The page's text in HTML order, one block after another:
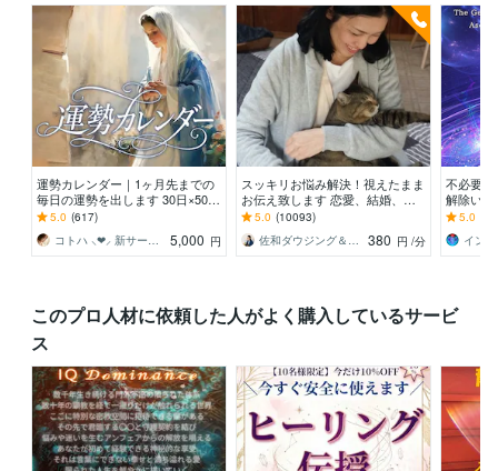
運勢カレンダー｜1ヶ月先までの
毎日の運勢を出します 30日×500
字のおよそ1万5千文字で細かく詳
細に記します
5.0 (617)
5,000 円
スッキリお悩み解決！視えたまま
お伝え致します 恋愛、結婚、人
間関係、仕事、人生、ペットの気
持ち等◎祈願付き
5.0 (10093)
380 円 /分
不必要
解除い
解除創
化・能
5.0
このプロ人材に依頼した人がよく購入しているサービ
ス